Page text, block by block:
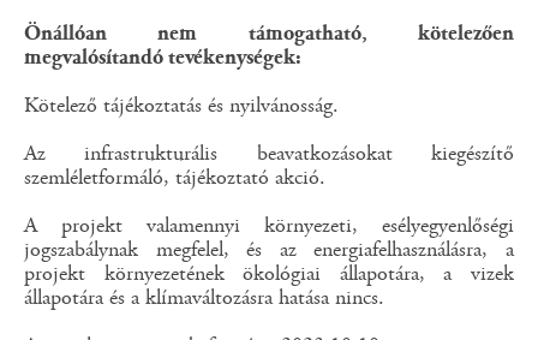
Önállóan nem támogatható, kötelezően
megvalósítandó tevékenységek:
Kötelező tájékoztatás és nyilvánosság.
Az infrastrukturális beavatkozásokat kiegészítő
szemléletformáló, tájékoztató akció.
A projekt valamennyi környezeti, esélyegyenlőségi
jogszabálynak megfelel, és az energiafelhasználásra, a
projekt környezetének ökológiai állapotára, a vizek
állapotára és a klímaváltozásra hatása nincs.